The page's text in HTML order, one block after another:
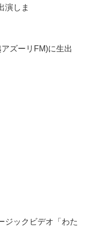
演しま
ズーリFM)に生出
ジックビデオ「わた